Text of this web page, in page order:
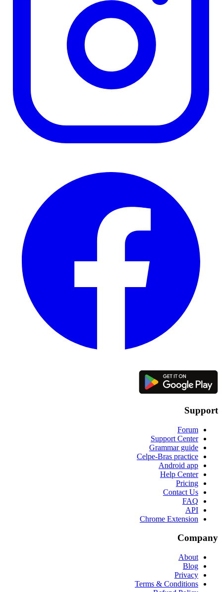
Support
Forum
Support Center
Grammar guide
Celpe-Bras practice
Android app
Help Center
Pricing
Contact Us
FAQ
API
Chrome Extension
Company
About
Blog
Privacy
Terms & Conditions